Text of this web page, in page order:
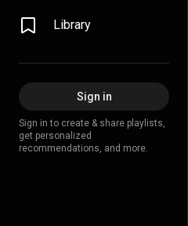
Library
Sign in
Sign in to create & share playlists,
get personalized
recommendations, and more.